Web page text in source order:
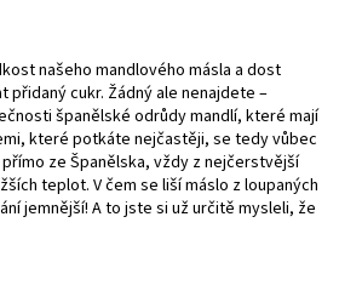
našeho mandlového másla a dost
cukr. Žádný ale nenajdete –
španělské odrůdy mandlí, které mají
které potkáte nejčastěji, se tedy vůbec
ze Španělska, vždy z nejčerstvější
teplot. V čem se liší máslo z loupaných
jemnější! A to jste si už určitě mysleli, že